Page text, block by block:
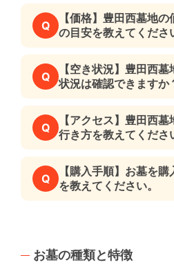
Q
【価格】豊田西墓地
の目安を教えてくださ
Q
【空き状況】豊田西
状況は確認できますか
Q
【アクセス】豊田西
行き方を教えてくださ
Q
【購入手順】お墓を
を教えてください。
お墓の種類と特徴